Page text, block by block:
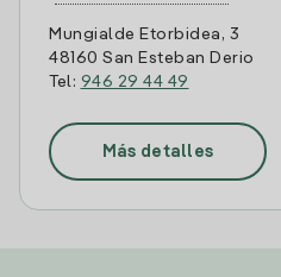
Mungialde Etorbidea, 3
48160 San Esteban Derio
Tel: 946 29 44 49
Más detalles